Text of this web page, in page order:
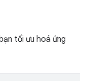
tối ưu hoá ứng